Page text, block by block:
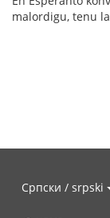
malordigu, tenu
Српски / srpski